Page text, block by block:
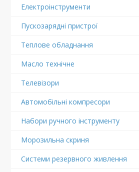
Електроінструменти
Пускозарядні пристрої
Теплове обладнання
Масло технічне
Телевізори
Автомобільні компресори
Набори ручного інструменту
Морозильна скриня
Системи резервного живлення